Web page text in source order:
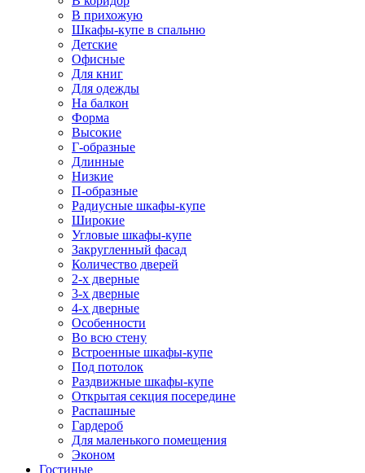
В прихожую
Шкафы-купе в спальню
Детские
Офисные
Для книг
Для одежды
На балкон
Форма
Высокие
Г-образные
Длинные
Низкие
П-образные
Радиусные шкафы-купе
Широкие
Угловые шкафы-купе
Закругленный фасад
Количество дверей
2-х дверные
3-х дверные
4-х дверные
Особенности
Во всю стену
Встроенные шкафы-купе
Под потолок
Раздвижные шкафы-купе
Открытая секция посередине
Распашные
Гардероб
Для маленького помещения
Эконом
Гостиные